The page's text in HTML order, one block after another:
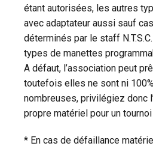
étant autorisées, les autres
avec adaptateur aussi sauf
déterminés par le staff
types de manettes
A défaut, l’association peut
toutefois elles ne sont ni
nombreuses, privilégiez donc
propre matériel pour un
* En cas de défaillance